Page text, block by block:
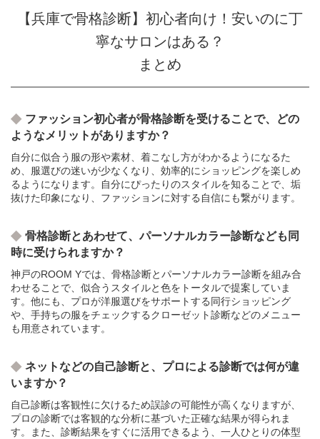
【兵庫で骨格診断】初心者向け！安いのに丁
寧なサロンはある？
まとめ
ファッション初心者が骨格診断を受けることで、どの
ようなメリットがありますか？
自分に似合う服の形や素材、着こなし方がわかるようになるた
め、服選びの迷いが少なくなり、効率的にショッピングを楽しめ
るようになります。自分にぴったりのスタイルを知ることで、垢
抜けた印象になり、ファッションに対する自信にも繋がります。
骨格診断とあわせて、パーソナルカラー診断なども同
時に受けられますか？
神戸のROOM Yでは、骨格診断とパーソナルカラー診断を組み合
わせることで、似合うスタイルと色をトータルで提案していま
す。他にも、プロが洋服選びをサポートする同行ショッピング
や、手持ちの服をチェックするクローゼット診断などのメニュー
も用意されています。
ネットなどの自己診断と、プロによる診断では何が違
いますか？
自己診断は客観性に欠けるため誤診の可能性が高くなりますが、
プロの診断では客観的な分析に基づいた正確な結果が得られま
す。また、診断結果をすぐに活用できるよう、一人ひとりの体型